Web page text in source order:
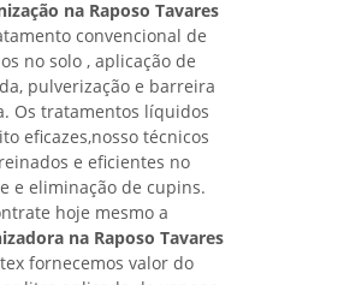
na Raposo Tavares
convencional de
no solo , aplicação de
pulverização e barreira
Os tratamentos líquidos
eficazes,nosso técnicos
e eficientes no
e eliminação de cupins.
hoje mesmo a
na Raposo Tavares
fornecemos valor do